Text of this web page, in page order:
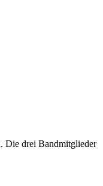
Die drei Bandmitglieder